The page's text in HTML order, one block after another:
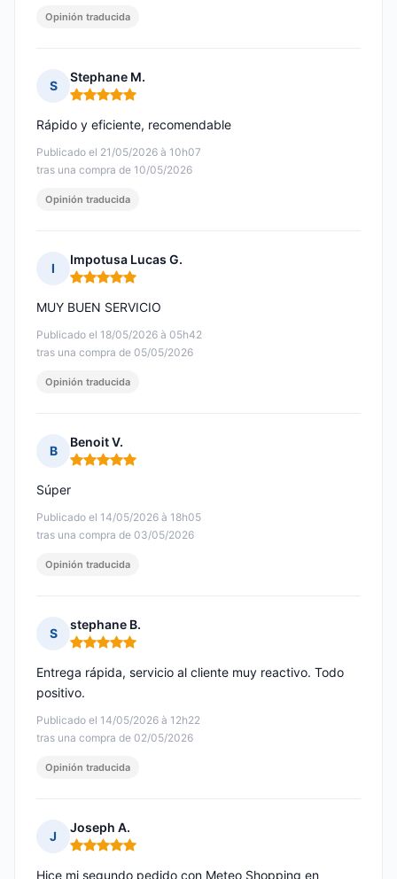
Opinión traducida
S
Stephane M.
Nota: 5 de 5
Publicado el 21/05/2026 à 10h07
tras una compra de 10/05/2026
Rápido y eficiente, recomendable
Opinión traducida
I
Impotusa Lucas G.
Nota: 5 de 5
Publicado el 18/05/2026 à 05h42
tras una compra de 05/05/2026
MUY BUEN SERVICIO
Opinión traducida
B
Benoit V.
Nota: 5 de 5
Publicado el 14/05/2026 à 18h05
tras una compra de 03/05/2026
Súper
Opinión traducida
S
stephane B.
Nota: 5 de 5
Publicado el 14/05/2026 à 12h22
tras una compra de 02/05/2026
Entrega rápida, servicio al cliente muy reactivo. Todo
positivo.
Opinión traducida
J
Joseph A.
Nota: 5 de 5
Hice mi segundo pedido con Meteo Shopping en